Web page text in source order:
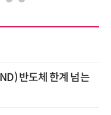
반도체 한계 넘는